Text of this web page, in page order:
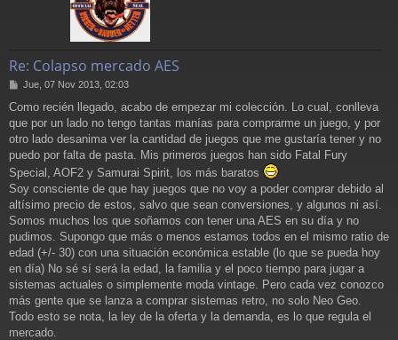
Re: Colapso mercado AES
M
n
s
a
Jue, 07 Nov 2013, 02:03
Como recién llegado, acabo de empezar mi colección. Lo cual, conlleva
que por un lado no tengo tantas manías para comprarme un juego, y por
otro lado desanima ver la cantidad de juegos que me gustaría tener y no
puedo por falta de pasta. Mis primeros juegos han sido Fatal Fury
Special, AOF2 y Samurai Spirit, los más baratos
Soy consciente de que hay juegos que no voy a poder comprar debido al
altísimo precio de estos, salvo que sean conversiones, y algunos ni así.
Somos muchos los que soñamos con tener una AES en su día y no
pudimos. Supongo que más o menos estamos todos en el mismo ratio de
edad (+/- 30) con una situación económica estable (lo que se pueda hoy
en día) No sé sí será la edad, la familia y el poco tiempo para jugar a
sistemas actuales o simplemente moda vintage. Pero cada vez conozco
más gente que se lanza a comprar sistemas retro, no solo Neo Geo.
Todo esto se nota, la ley de la oferta y la demanda, es lo que regula el
mercado.